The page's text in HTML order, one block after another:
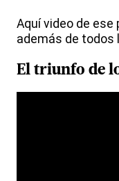
Aquí video de ese
además de todos
El triunfo de